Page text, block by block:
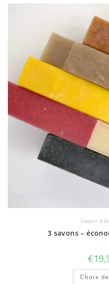
Savon à
3 savons –
€
Choix